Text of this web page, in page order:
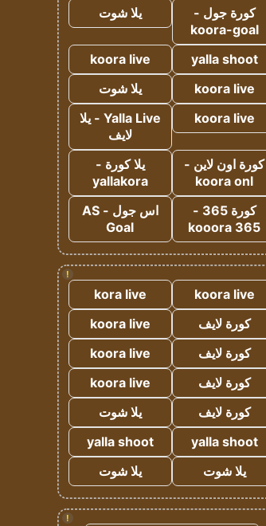
كورة جول -
koora-goal
يلا شوت
yalla shoot
koora live
koora live
يلا شوت
koora live
Yalla Live - يلا
لايف
كورة اون لاين -
koora onl
يلا كورة -
yallakora
كورة 365 -
kooora 365
اس جول - AS
Goal
!
koora live
kora live
كورة لايف
koora live
كورة لايف
koora live
كورة لايف
koora live
كورة لايف
يلا شوت
yalla shoot
yalla shoot
يلا شوت
يلا شوت
!